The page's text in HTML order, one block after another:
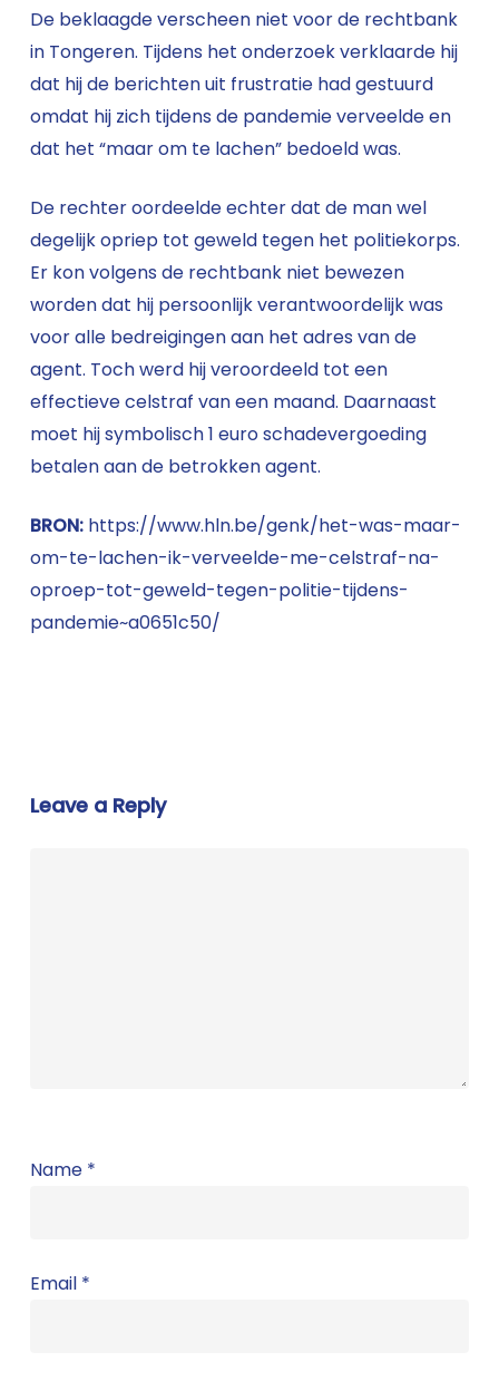
De beklaagde verscheen niet voor de rechtbank
in Tongeren. Tijdens het onderzoek verklaarde hij
dat hij de berichten uit frustratie had gestuurd
omdat hij zich tijdens de pandemie verveelde en
dat het “maar om te lachen” bedoeld was.
De rechter oordeelde echter dat de man wel
degelijk opriep tot geweld tegen het politiekorps.
Er kon volgens de rechtbank niet bewezen
worden dat hij persoonlijk verantwoordelijk was
voor alle bedreigingen aan het adres van de
agent. Toch werd hij veroordeeld tot een
effectieve celstraf van een maand. Daarnaast
moet hij symbolisch 1 euro schadevergoeding
betalen aan de betrokken agent.
BRON: https://www.hln.be/genk/het-was-maar-
om-te-lachen-ik-verveelde-me-celstraf-na-
oproep-tot-geweld-tegen-politie-tijdens-
pandemie~a0651c50/
Leave a Reply
Name *
Email *